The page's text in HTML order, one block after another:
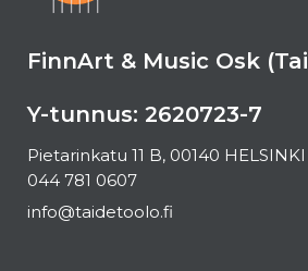
FinnArt & Music Osk
Y-tunnus: 2620723-7
Pietarinkatu 11 B, 00140 HELSINKI
044 781 0607
info@taidetoolo.fi